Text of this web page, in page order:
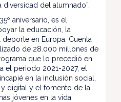
del alumnado”.
aniversario, es el
la educación, la
en Europa. Cuenta
de 28.000 millones de
que lo precedió en
el periodo 2021-2027, el
en la inclusión social,
digital y el fomento de la
jóvenes en la vida